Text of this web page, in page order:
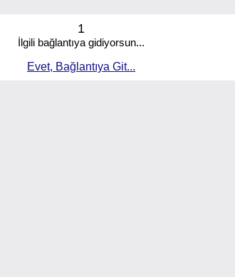
1
İlgili bağlantıya gidiyorsun...
Evet, Bağlantıya Git...